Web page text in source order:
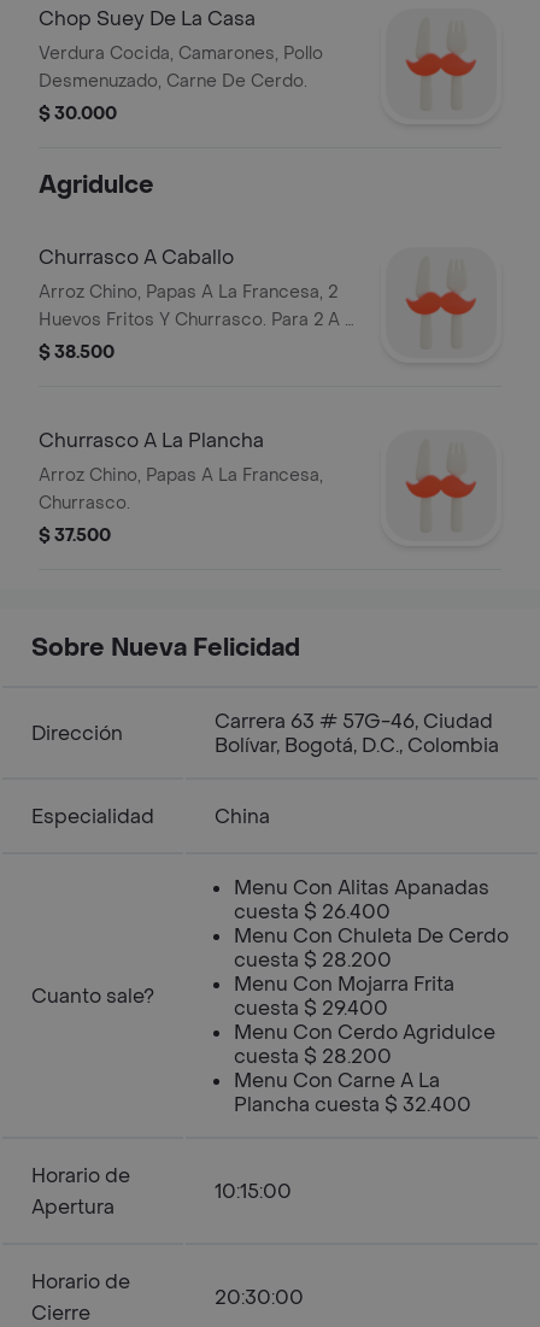
Chop Suey De La Casa
Verdura Cocida, Camarones, Pollo
Desmenuzado, Carne De Cerdo.
$ 30.000
Agridulce
Churrasco A Caballo
Arroz Chino, Papas A La Francesa, 2
Huevos Fritos Y Churrasco. Para 2 A 3
Personas.
$ 38.500
Churrasco A La Plancha
Arroz Chino, Papas A La Francesa,
Churrasco.
$ 37.500
Sobre Nueva Felicidad
Dirección
Carrera 63 # 57G-46, Ciudad
Bolívar, Bogotá, D.C., Colombia
Especialidad China
Cuanto sale?
Menu Con Alitas Apanadas
cuesta $ 26.400
Menu Con Chuleta De Cerdo
cuesta $ 28.200
Menu Con Mojarra Frita
cuesta $ 29.400
Menu Con Cerdo Agridulce
cuesta $ 28.200
Menu Con Carne A La
Plancha cuesta $ 32.400
Horario de
Apertura
10:15:00
Horario de
Cierre
20:30:00